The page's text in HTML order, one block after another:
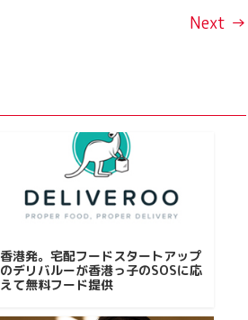
Next →
香港発。宅配フードスタートアップ
のデリバルーが香港っ子のSOSに応
えて無料フード提供